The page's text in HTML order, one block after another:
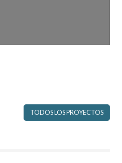
TODOS LOS PROYECTOS